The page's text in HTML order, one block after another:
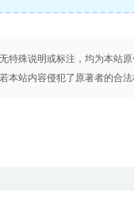
特殊说明或标注，均为本站
本站内容侵犯了原著者的合法